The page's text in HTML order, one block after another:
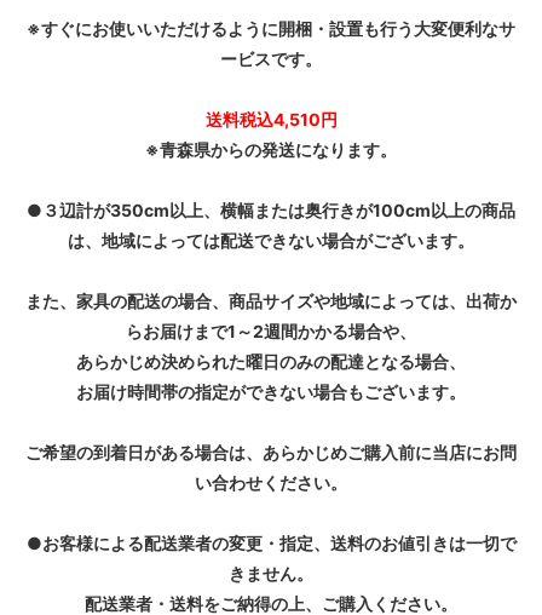
※すぐにお使いいただけるように開梱・設置も行う大変便利なサ
ービスです。
送料税込4,510円
※青森県からの発送になります。
●３辺計が350cm以上、横幅または奥行きが100cm以上の商品
は、地域によっては配送できない場合がございます。
また、家具の配送の場合、商品サイズや地域によっては、出荷か
らお届けまで1～2週間かかる場合や、
あらかじめ決められた曜日のみの配達となる場合、
お届け時間帯の指定ができない場合もございます。
ご希望の到着日がある場合は、あらかじめご購入前に当店にお問
い合わせください。
●お客様による配送業者の変更・指定、送料のお値引きは一切で
きません。
配送業者・送料をご納得の上、ご購入ください。